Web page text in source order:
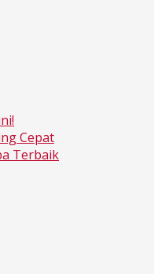
Cepat
Terbaik